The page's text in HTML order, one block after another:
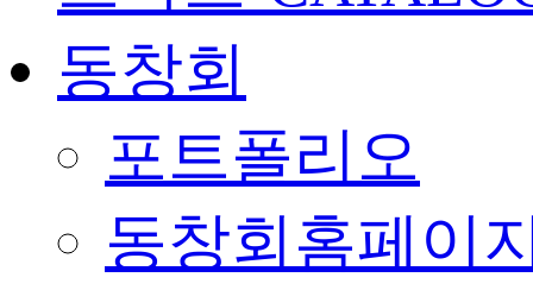
동창회
포트폴리오
동창회홈페이